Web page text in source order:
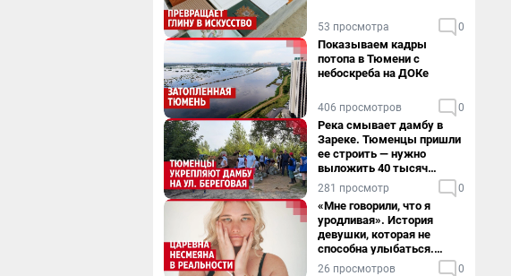
53 просмотра 0
Показываем кадры
потопа в Тюмени с
небоскреба на ДОКе
406 просмотров 0
Река смывает дамбу в
Зареке. Тюменцы пришли
ее строить — нужно
выложить 40 тысяч
мешков за сутки
281 просмотр 0
«Мне говорили, что я
уродливая». История
девушки, которая не
способна улыбаться.
Видео
26 просмотров 0